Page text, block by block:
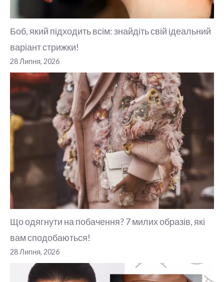
Боб, який підходить всім: знайдіть свій ідеальний
варіант стрижки!
28 Липня, 2026
Що одягнути на побачення? 7 милих образів, які
вам сподобаються!
28 Липня, 2026